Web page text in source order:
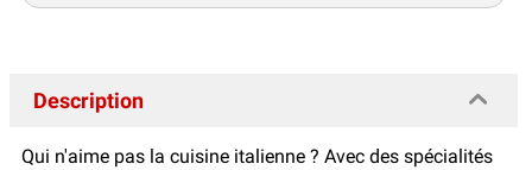
Description
Qui n'aime pas la cuisine italienne ? Avec des spécialités